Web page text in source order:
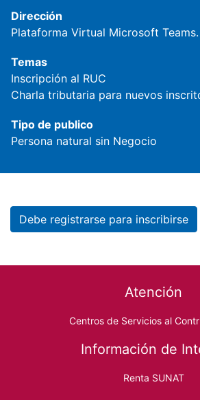
Dirección
Plataforma Virtual Microsoft Teams.
Temas
Inscripción al RUC
Charla tributaria para nuevos
Tipo de publico
Persona natural sin Negocio
Debe registrarse para inscribirse
Atención
Centros de Servicios al
Información de
Renta SUNAT